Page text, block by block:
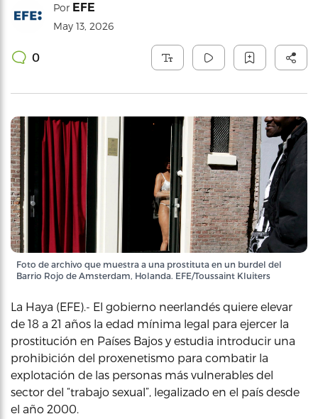
Por EFE
May 13, 2026
0
Foto de archivo que muestra a una prostituta en un burdel del
Barrio Rojo de Amsterdam, Holanda. EFE/Toussaint Kluiters
La Haya (EFE).- El gobierno neerlandés quiere elevar
de 18 a 21 años la edad mínima legal para ejercer la
prostitución en Países Bajos y estudia introducir una
prohibición del proxenetismo para combatir la
explotación de las personas más vulnerables del
sector del “trabajo sexual”, legalizado en el país desde
el año 2000.